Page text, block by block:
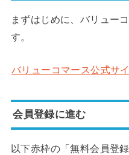
まずはじめに、バリュー
す。
バリューコマース公式サ
会員登録に進む
以下赤枠の「無料会員登